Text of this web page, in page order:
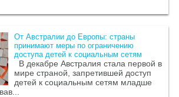
От Австралии до Европы: страны
принимают меры по ограничению
доступа детей к социальным сетям
В декабре Австралия стала первой в
мире страной, запретившей доступ
детей к социальным сетям младше